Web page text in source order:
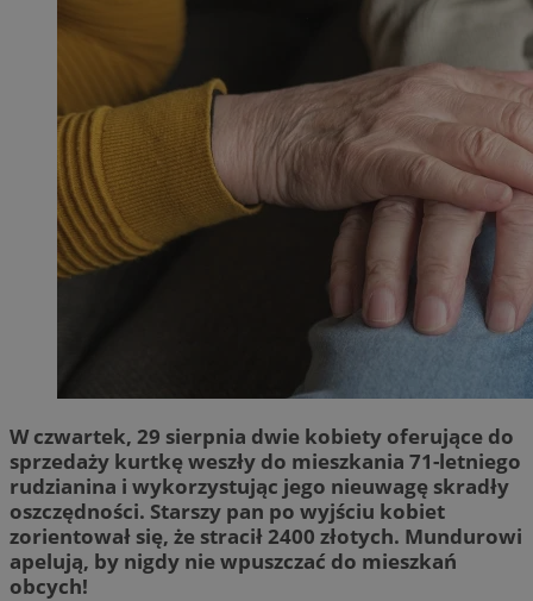
W czwartek, 29 sierpnia dwie kobiety oferujące do
sprzedaży kurtkę weszły do mieszkania 71-letniego
rudzianina i wykorzystując jego nieuwagę skradły
oszczędności. Starszy pan po wyjściu kobiet
zorientował się, że stracił 2400 złotych. Mundurowi
apelują, by nigdy nie wpuszczać do mieszkań
obcych!